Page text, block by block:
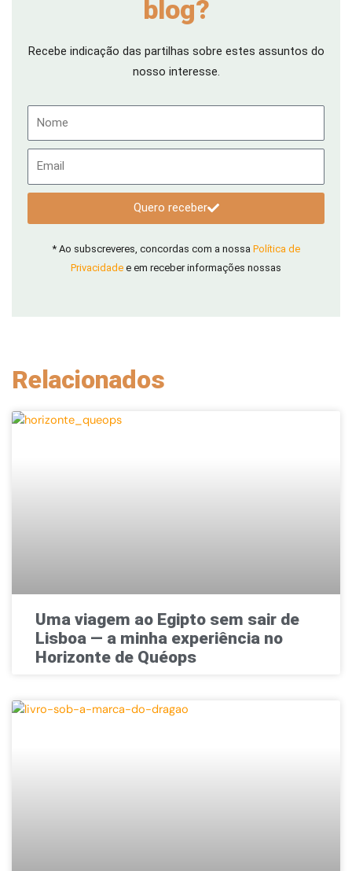
blog?
Recebe indicação das partilhas sobre estes assuntos do
nosso interesse.
Quero receber
* Ao subscreveres, concordas com a nossa Política de
Privacidade e em receber informações nossas
Relacionados
Uma viagem ao Egipto sem sair de
Lisboa — a minha experiência no
Horizonte de Quéops